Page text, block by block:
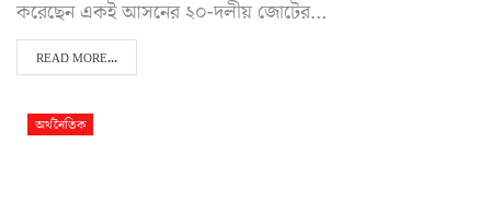
করেছেন একই আসনের ২০-দলীয় জোটের…
READ MORE...
অর্থনৈতিক